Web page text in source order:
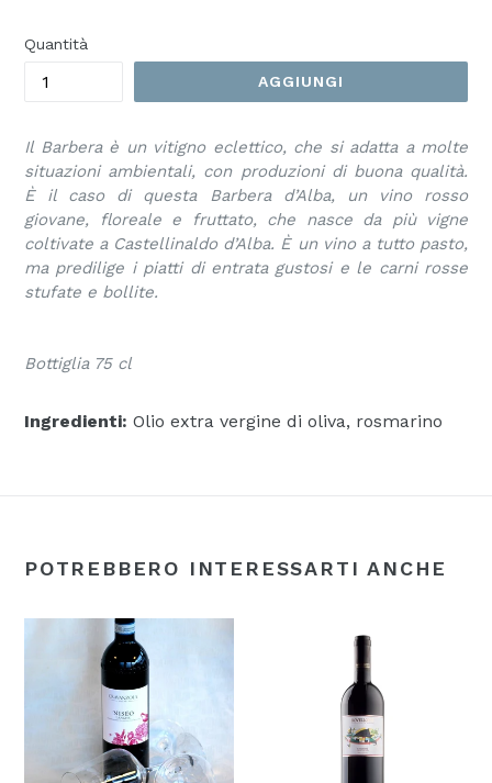
Quantità
AGGIUNGI
Il Barbera è un vitigno eclettico, che si adatta a molte
situazioni ambientali, con produzioni di buona qualità.
È il caso di questa Barbera d’Alba, un vino rosso
giovane, floreale e fruttato, che nasce da più vigne
coltivate a Castellinaldo d’Alba. È un vino a tutto pasto,
ma predilige i piatti di entrata gustosi e le carni rosse
stufate e bollite.
Bottiglia 75 cl
Ingredienti: Olio extra vergine di oliva, rosmarino
POTREBBERO INTERESSARTI ANCHE